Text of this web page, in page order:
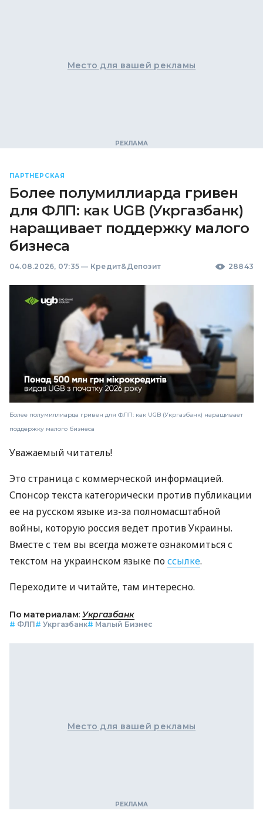
Место для вашей рекламы
ПАРТНЕРСКАЯ
Более полумиллиарда гривен
для ФЛП: как UGB (Укргазбанк)
наращивает поддержку малого
бизнеса
04.08.2026, 07:35 — Кредит&Депозит 28843
Более полумиллиарда гривен для ФЛП: как UGB (Укргазбанк) наращивает
поддержку малого бизнеса
Уважаемый читатель!
Это страница с коммерческой информацией.
Спонсор текста категорически против публикации
ее на русском языке из-за полномасштабной
войны, которую россия ведет против Украины.
Вместе с тем вы всегда можете ознакомиться с
текстом на украинском языке поссылке.
Переходите и читайте, там интересно.
По материалам: Укргазбанк
# ФЛП# Укргазбанк# Малый Бизнес
Место для вашей рекламы